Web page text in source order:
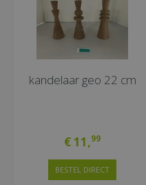
kandelaar geo 22 cm
€11,99
BESTEL DIRECT